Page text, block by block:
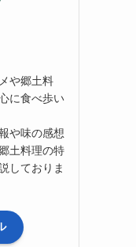
や郷土料
に食べ歩い
や味の感想
土料理の特
しておりま